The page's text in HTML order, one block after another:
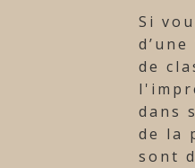
Si
de
dans
de la
sont